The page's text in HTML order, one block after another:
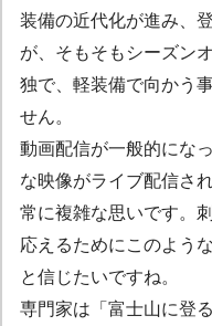
装備の近代化が進み、
が、そもそもシーズン
独で、軽装備で向かう
せん。
動画配信が一般的にな
な映像がライブ配信さ
常に複雑な思いです。
応えるためにこのよう
と信じたいですね。
専門家は「富士山に登